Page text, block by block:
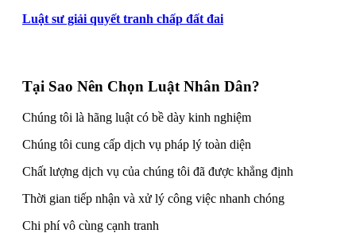
Luật sư giải quyết tranh chấp đất đai
Tại Sao Nên Chọn Luật Nhân Dân?
Chúng tôi là hãng luật có bề dày kinh nghiệm
Chúng tôi cung cấp dịch vụ pháp lý toàn diện
Chất lượng dịch vụ của chúng tôi đã được khẳng định
Thời gian tiếp nhận và xử lý công việc nhanh chóng
Chi phí vô cùng cạnh tranh